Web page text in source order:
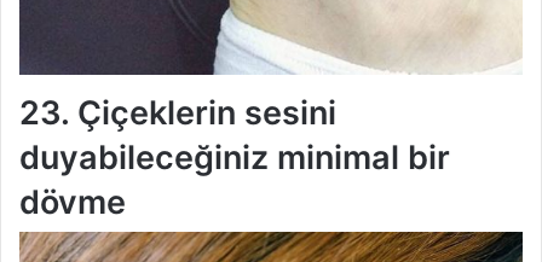
23. Çiçeklerin sesini
duyabileceğiniz minimal bir
dövme